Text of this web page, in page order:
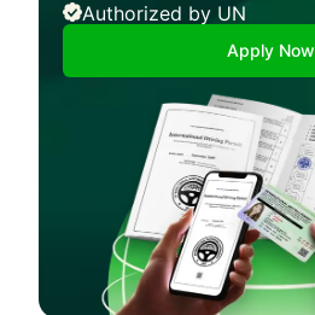
Authorized by UN
Apply Now